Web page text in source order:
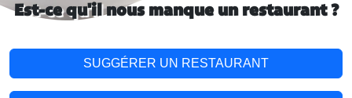
Est-ce qu'il nous manque un restaurant ?
SUGGÉRER UN RESTAURANT